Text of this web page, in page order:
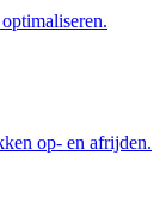
op- en afrijden.